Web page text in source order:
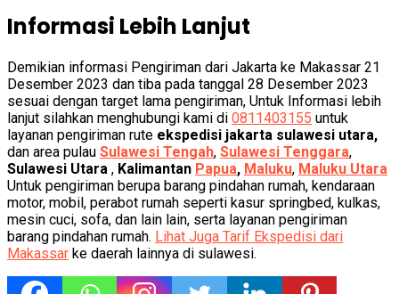
Informasi Lebih Lanjut
Demikian informasi Pengiriman dari Jakarta ke Makassar 21
Desember 2023 dan tiba pada tanggal 28 Desember 2023
sesuai dengan target lama pengiriman, Untuk Informasi lebih
lanjut silahkan menghubungi kami di 0811403155 untuk
layanan pengiriman rute ekspedisi jakarta sulawesi utara,
dan area pulau Sulawesi Tengah, Sulawesi Tenggara,
Sulawesi Utara , Kalimantan Papua, Maluku, Maluku Utara
Untuk pengiriman berupa barang pindahan rumah, kendaraan
motor, mobil, perabot rumah seperti kasur springbed, kulkas,
mesin cuci, sofa, dan lain lain, serta layanan pengiriman
barang pindahan rumah. Lihat Juga Tarif Ekspedisi dari
Makassar ke daerah lainnya di sulawesi.